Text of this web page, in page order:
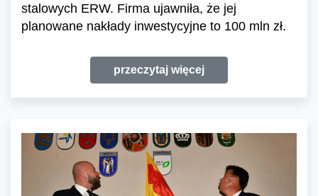
stalowych ERW. Firma ujawniła, że jej
planowane nakłady inwestycyjne to 100 mln zł.
przeczytaj więcej